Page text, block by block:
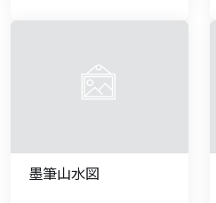
墨筆山水図